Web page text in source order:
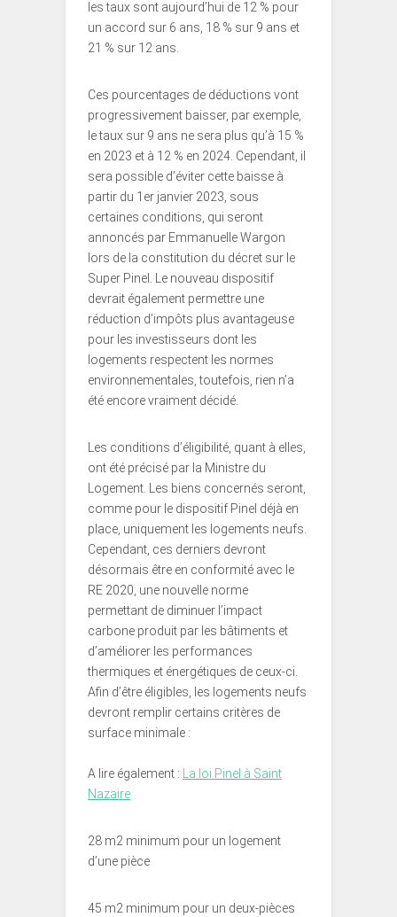
les taux sont aujourd’hui de 12 % pour
un accord sur 6 ans, 18 % sur 9 ans et
21 % sur 12 ans.
Ces pourcentages de déductions vont
progressivement baisser, par exemple,
le taux sur 9 ans ne sera plus qu’à 15 %
en 2023 et à 12 % en 2024. Cependant, il
sera possible d’éviter cette baisse à
partir du 1er janvier 2023, sous
certaines conditions, qui seront
annoncés par Emmanuelle Wargon
lors de la constitution du décret sur le
Super Pinel. Le nouveau dispositif
devrait également permettre une
réduction d’impôts plus avantageuse
pour les investisseurs dont les
logements respectent les normes
environnementales, toutefois, rien n’a
été encore vraiment décidé.
Les conditions d’éligibilité, quant à elles,
ont été précisé par la Ministre du
Logement. Les biens concernés seront,
comme pour le dispositif Pinel déjà en
place, uniquement les logements neufs.
Cependant, ces derniers devront
désormais être en conformité avec le
RE 2020, une nouvelle norme
permettant de diminuer l’impact
carbone produit par les bâtiments et
d’améliorer les performances
thermiques et énergétiques de ceux-ci.
Afin d’être éligibles, les logements neufs
devront remplir certains critères de
surface minimale :
A lire également : La loi Pinel à Saint
Nazaire
28 m2 minimum pour un logement
d’une pièce
45 m2 minimum pour un deux-pièces